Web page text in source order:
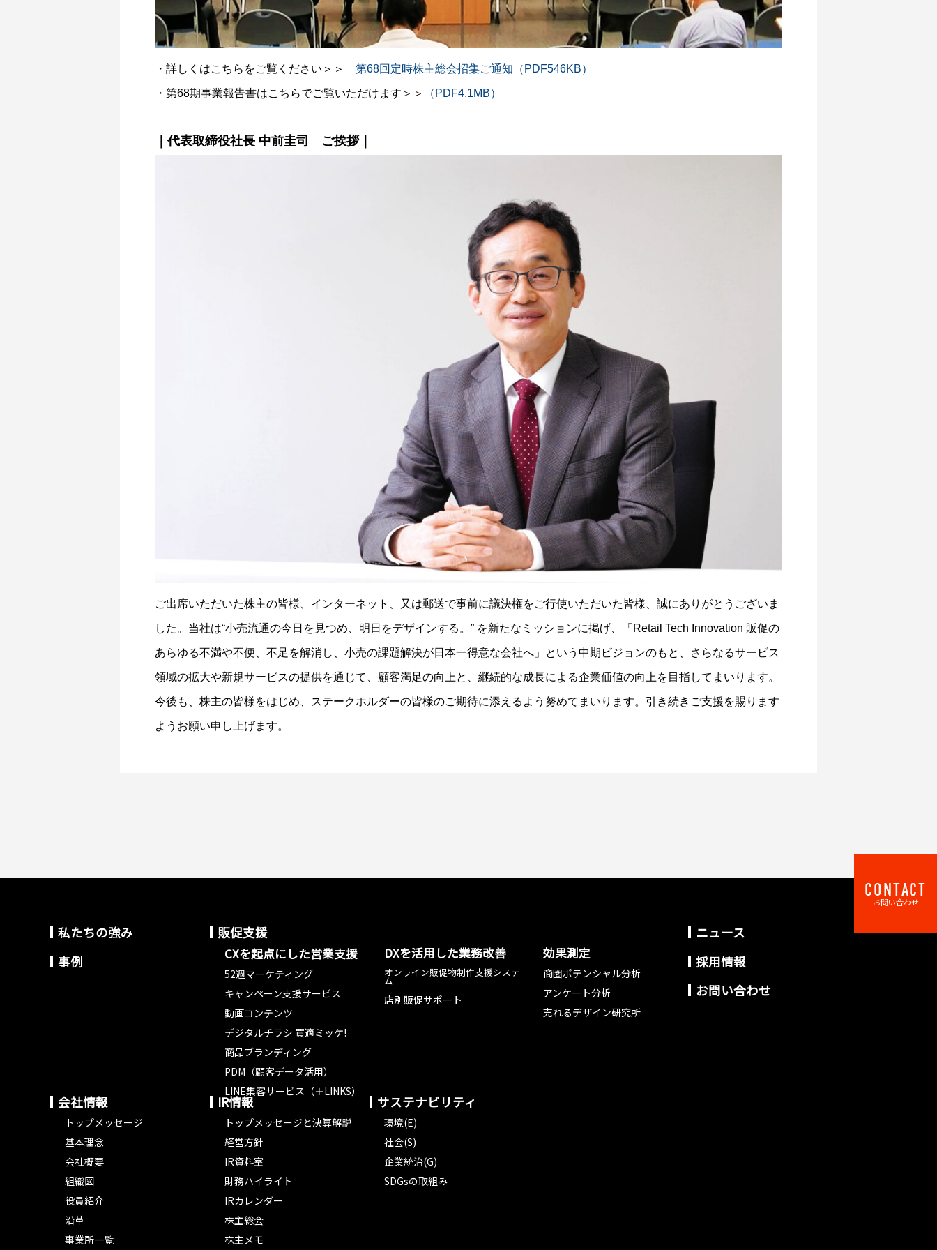
CONTACT
お問い合わせ
・詳しくはこちらをご覧ください＞＞ 第68回定時株主総会招集ご通知（PDF546KB）
・第68期事業報告書はこちらでご覧いただけます＞＞ （PDF4.1MB）
｜代表取締役社長 中前圭司 ご挨拶｜
ご出席いただいた株主の皆様、インターネット、又は郵送で事前に議決権をご行使いただいた皆様、 誠にありがとうございま
した。当社は“小売流通の今日を見つめ、明日をデザインする。” を新たなミッションに掲げ、「Retail Tech Innovation 販促の
あらゆる不満や不便、不足を解消し、小売の課題解決が日本一得意な会社へ」という中期ビジョンのもと、さらなるサービス
領域の拡大や新規サービスの提供を通じて、顧客満足の向上と、継続的な成長による企業価値の向上を目指してまいります。
今後も、株主の皆様をはじめ、ステークホルダーの皆様のご期待に添えるよう努めてまいります。引き続きご支援を賜ります
ようお願い申し上げます。
私たちの強み
事例
販促支援
CXを起点にした営業支援
52週マーケティング
キャンペーン支援サービス
動画コンテンツ
デジタルチラシ 買適ミッケ!
商品ブランディング
PDM（顧客データ活用）
LINE集客サービス（＋LINKS）
DXを活用した業務改善
オンライン販促物制作支援システ
ム
店別販促サポート
効果測定
商圏ポテンシャル分析
アンケート分析
売れるデザイン研究所
ニュース
採用情報
お問い合わせ
会社情報
トップメッセージ
基本理念
会社概要
組織図
役員紹介
沿革
事業所一覧
IR情報
トップメッセージと決算解説
経営方針
IR資料室
財務ハイライト
IRカレンダー
株主総会
株主メモ
サステナビリティ
環境(E)
社会(S)
企業統治(G)
SDGsの取組み